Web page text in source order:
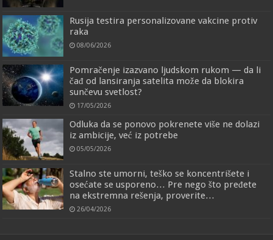
Rusija testira personalizovane vakcine protiv
raka
08/06/2026
Pomračenje izazvano ljudskom rukom — da li
čađ od lansiranja satelita može da blokira
sunčevu svetlost?
17/05/2026
Odluka da se ponovo pokrenete više ne dolazi
iz ambicije, već iz potrebe
05/05/2026
Stalno ste umorni, teško se koncentrišete i
osećate se usporeno… Pre nego što pređete
na ekstremna rešenja, proverite…
26/04/2026